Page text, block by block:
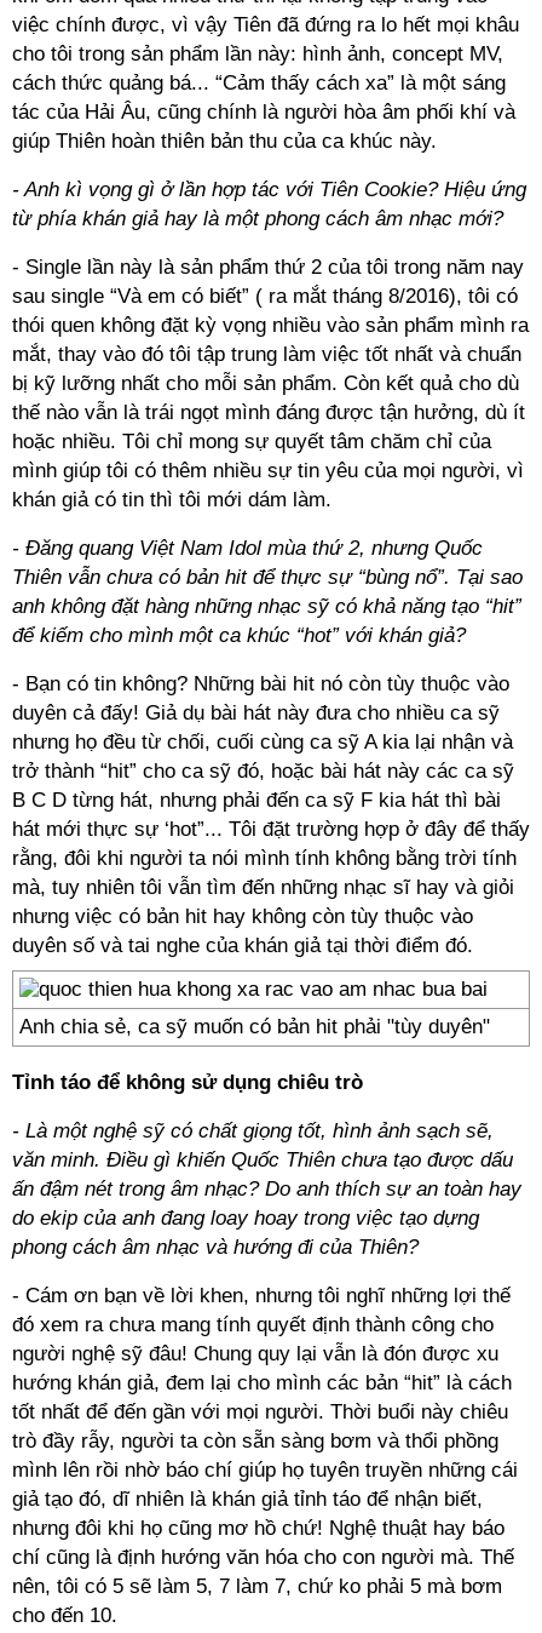
việc chính được, vì vậy Tiên đã đứng ra lo hết mọi khâu
cho tôi trong sản phẩm lần này: hình ảnh, concept MV,
cách thức quảng bá... “Cảm thấy cách xa” là một sáng
tác của Hải Âu, cũng chính là người hòa âm phối khí và
giúp Thiên hoàn thiên bản thu của ca khúc này.
- Anh kì vọng gì ở lần hợp tác với Tiên Cookie? Hiệu ứng
từ phía khán giả hay là một phong cách âm nhạc mới?
- Single lần này là sản phẩm thứ 2 của tôi trong năm nay
sau single “Và em có biết” ( ra mắt tháng 8/2016), tôi có
thói quen không đặt kỳ vọng nhiều vào sản phẩm mình ra
mắt, thay vào đó tôi tập trung làm việc tốt nhất và chuẩn
bị kỹ lưỡng nhất cho mỗi sản phẩm. Còn kết quả cho dù
thế nào vẫn là trái ngọt mình đáng được tận hưởng, dù ít
hoặc nhiều. Tôi chỉ mong sự quyết tâm chăm chỉ của
mình giúp tôi có thêm nhiều sự tin yêu của mọi người, vì
khán giả có tin thì tôi mới dám làm.
- Đăng quang Việt Nam Idol mùa thứ 2, nhưng Quốc
Thiên vẫn chưa có bản hit để thực sự “bùng nổ”. Tại sao
anh không đặt hàng những nhạc sỹ có khả năng tạo “hit”
để kiếm cho mình một ca khúc “hot” với khán giả?
- Bạn có tin không? Những bài hit nó còn tùy thuộc vào
duyên cả đấy! Giả dụ bài hát này đưa cho nhiều ca sỹ
nhưng họ đều từ chối, cuối cùng ca sỹ A kia lại nhận và
trở thành “hit” cho ca sỹ đó, hoặc bài hát này các ca sỹ
B C D từng hát, nhưng phải đến ca sỹ F kia hát thì bài
hát mới thực sự ‘hot”... Tôi đặt trường hợp ở đây để thấy
rằng, đôi khi người ta nói mình tính không bằng trời tính
mà, tuy nhiên tôi vẫn tìm đến những nhạc sĩ hay và giỏi
nhưng việc có bản hit hay không còn tùy thuộc vào
duyên số và tai nghe của khán giả tại thời điểm đó.
Anh chia sẻ, ca sỹ muốn có bản hit phải "tùy duyên"
Tỉnh táo để không sử dụng chiêu trò
- Là một nghệ sỹ có chất giọng tốt, hình ảnh sạch sẽ,
văn minh. Điều gì khiến Quốc Thiên chưa tạo được dấu
ấn đậm nét trong âm nhạc? Do anh thích sự an toàn hay
do ekip của anh đang loay hoay trong việc tạo dựng
phong cách âm nhạc và hướng đi của Thiên?
- Cám ơn bạn về lời khen, nhưng tôi nghĩ những lợi thế
đó xem ra chưa mang tính quyết định thành công cho
người nghệ sỹ đâu! Chung quy lại vẫn là đón được xu
hướng khán giả, đem lại cho mình các bản “hit” là cách
tốt nhất để đến gần với mọi người. Thời buổi này chiêu
trò đầy rẫy, người ta còn sẵn sàng bơm và thổi phồng
mình lên rồi nhờ báo chí giúp họ tuyên truyền những cái
giả tạo đó, dĩ nhiên là khán giả tỉnh táo để nhận biết,
nhưng đôi khi họ cũng mơ hồ chứ! Nghệ thuật hay báo
chí cũng là định hướng văn hóa cho con người mà. Thế
nên, tôi có 5 sẽ làm 5, 7 làm 7, chứ ko phải 5 mà bơm
cho đến 10.